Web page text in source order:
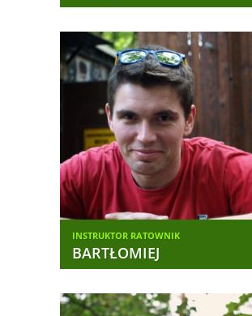
INSTRUKTOR RATOWNIK
BARTŁOMIEJ